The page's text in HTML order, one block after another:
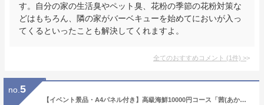
す。自分の家の生活臭やペット臭、花粉の季節の花粉対策な
どはもちろん、隣の家がバーベキューを始めてにおいが入っ
てくるといったことも解決してくれますよ。
全てのおすすめコメント (1件) >
no. 5
【イベント景品・A4パネル付き】高級海鮮10000円コース「茜(あかね)」チケット 5種類の魚介セットコースから選べるグルメカタログギフト式【用途：忘年会, 新年会, ゴルフコンペ, 結婚式, 披露宴, 二次会, ビンゴ大会 等】